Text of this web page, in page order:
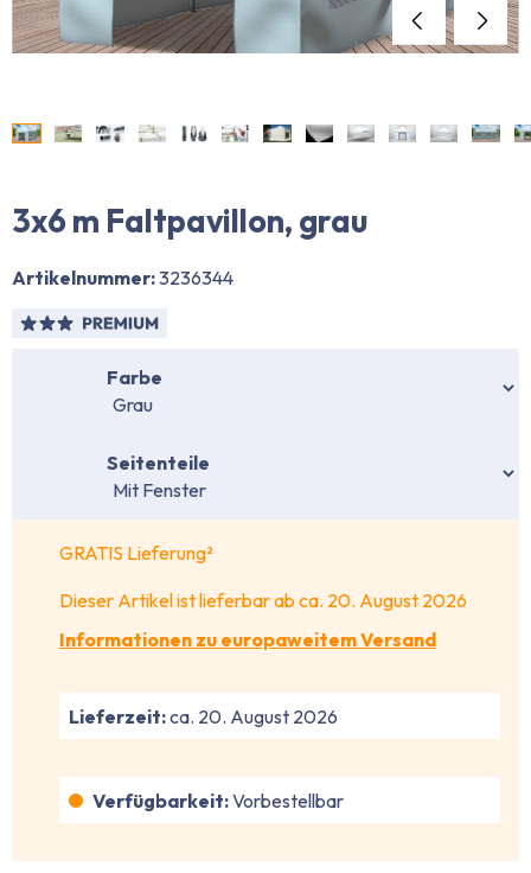
3x6 m Faltpavillon, grau
Artikelnummer:3236344
Farbe
Seitenteile
GRATIS Lieferung²
Dieser Artikel ist lieferbar ab ca. 20. August 2026
Informationen zu europaweitem Versand
Lieferzeit:ca. 20. August 2026
Verfügbarkeit:Vorbestellbar